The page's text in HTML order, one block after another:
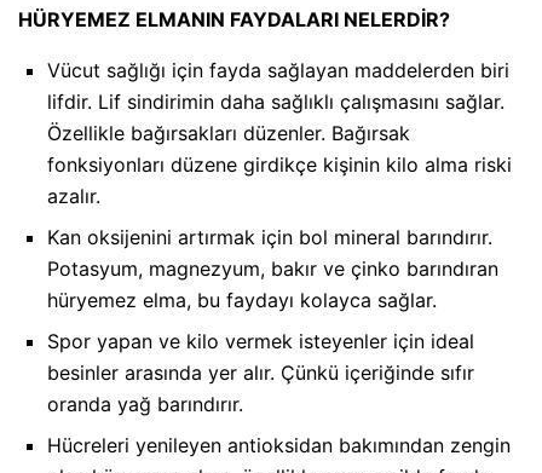
HÜRYEMEZ ELMANIN FAYDALARI NELERDİR?
Vücut sağlığı için fayda sağlayan maddelerden biri
lifdir. Lif sindirimin daha sağlıklı çalışmasını sağlar.
Özellikle bağırsakları düzenler. Bağırsak
fonksiyonları düzene girdikçe kişinin kilo alma riski
azalır.
Kan oksijenini artırmak için bol mineral barındırır.
Potasyum, magnezyum, bakır ve çinko barındıran
hüryemez elma, bu faydayı kolayca sağlar.
Spor yapan ve kilo vermek isteyenler için ideal
besinler arasında yer alır. Çünkü içeriğinde sıfır
oranda yağ barındırır.
Hücreleri yenileyen antioksidan bakımından zengin